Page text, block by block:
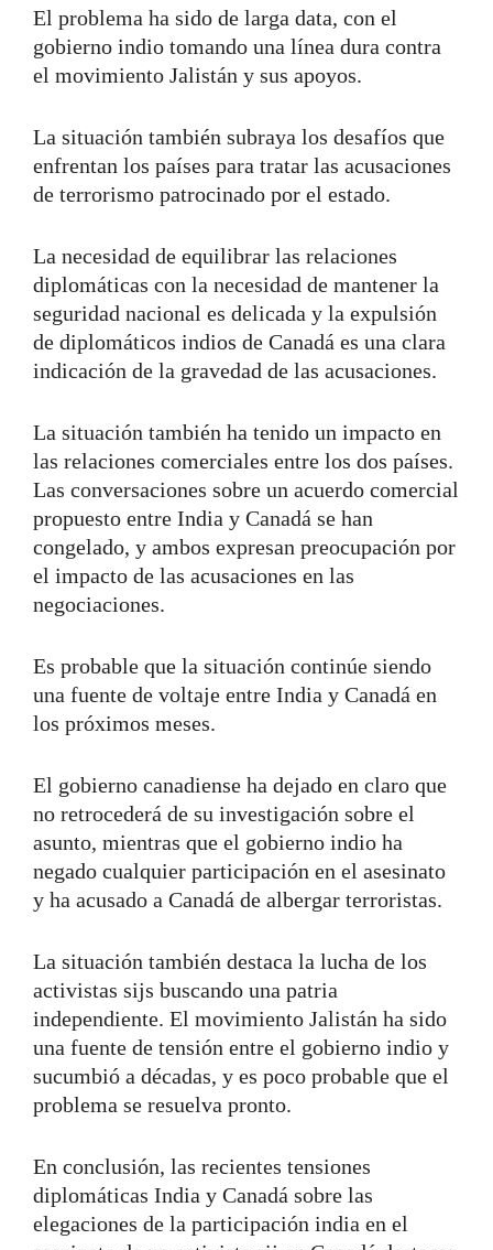
El problema ha sido de larga data, con el
gobierno indio tomando una línea dura contra
el movimiento Jalistán y sus apoyos.
La situación también subraya los desafíos que
enfrentan los países para tratar las acusaciones
de terrorismo patrocinado por el estado.
La necesidad de equilibrar las relaciones
diplomáticas con la necesidad de mantener la
seguridad nacional es delicada y la expulsión
de diplomáticos indios de Canadá es una clara
indicación de la gravedad de las acusaciones.
La situación también ha tenido un impacto en
las relaciones comerciales entre los dos países.
Las conversaciones sobre un acuerdo comercial
propuesto entre India y Canadá se han
congelado, y ambos expresan preocupación por
el impacto de las acusaciones en las
negociaciones.
Es probable que la situación continúe siendo
una fuente de voltaje entre India y Canadá en
los próximos meses.
El gobierno canadiense ha dejado en claro que
no retrocederá de su investigación sobre el
asunto, mientras que el gobierno indio ha
negado cualquier participación en el asesinato
y ha acusado a Canadá de albergar terroristas.
La situación también destaca la lucha de los
activistas sijs buscando una patria
independiente. El movimiento Jalistán ha sido
una fuente de tensión entre el gobierno indio y
sucumbió a décadas, y es poco probable que el
problema se resuelva pronto.
En conclusión, las recientes tensiones
diplomáticas India y Canadá sobre las
elegaciones de la participación india en el